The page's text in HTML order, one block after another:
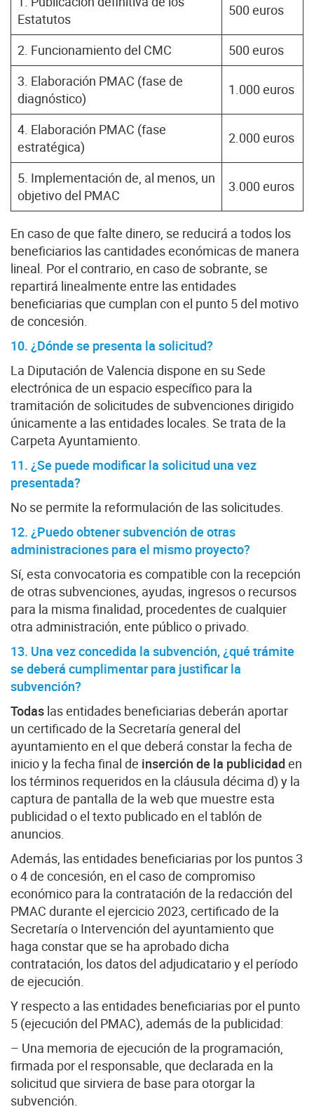
Estatutos
500 euros
2. Funcionamiento del CMC 500 euros
3. Elaboración PMAC (fase de
diagnóstico)
1.000 euros
4. Elaboración PMAC (fase
estratégica)
2.000 euros
5. Implementación de, al menos, un
objetivo del PMAC
3.000 euros
En caso de que falte dinero, se reducirá a todos los
beneficiarios las cantidades económicas de manera
lineal. Por el contrario, en caso de sobrante, se
repartirá linealmente entre las entidades
beneficiarias que cumplan con el punto 5 del motivo
de concesión.
10. ¿Dónde se presenta la solicitud?
La Diputación de Valencia dispone en su Sede
electrónica de un espacio específico para la
tramitación de solicitudes de subvenciones dirigido
únicamente a las entidades locales. Se trata de la
Carpeta Ayuntamiento.
11. ¿Se puede modificar la solicitud una vez
presentada?
No se permite la reformulación de las solicitudes.
12. ¿Puedo obtener subvención de otras
administraciones para el mismo proyecto?
Sí, esta convocatoria es compatible con la recepción
de otras subvenciones, ayudas, ingresos o recursos
para la misma finalidad, procedentes de cualquier
otra administración, ente público o privado.
13. Una vez concedida la subvención, ¿qué trámite
se deberá cumplimentar para justificar la
subvención?
Todas las entidades beneficiarias deberán aportar
un certificado de la Secretaría general del
ayuntamiento en el que deberá constar la fecha de
inicio y la fecha final de inserción de la publicidad en
los términos requeridos en la cláusula décima d) y la
captura de pantalla de la web que muestre esta
publicidad o el texto publicado en el tablón de
anuncios.
Además, las entidades beneficiarias por los puntos 3
o 4 de concesión, en el caso de compromiso
económico para la contratación de la redacción del
PMAC durante el ejercicio 2023, certificado de la
Secretaría o Intervención del ayuntamiento que
haga constar que se ha aprobado dicha
contratación, los datos del adjudicatario y el período
de ejecución.
Y respecto a las entidades beneficiarias por el punto
5 (ejecución del PMAC), además de la publicidad:
– Una memoria de ejecución de la programación,
firmada por el responsable, que declarada en la
solicitud que sirviera de base para otorgar la
subvención.